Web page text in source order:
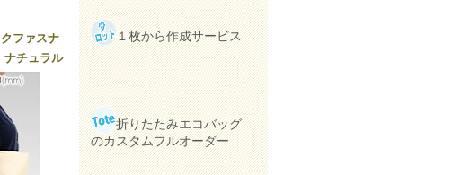
ファスナ
ナチュラル
１枚から作成サービス
折りたたみエコバッグ
のカスタムフルオーダー